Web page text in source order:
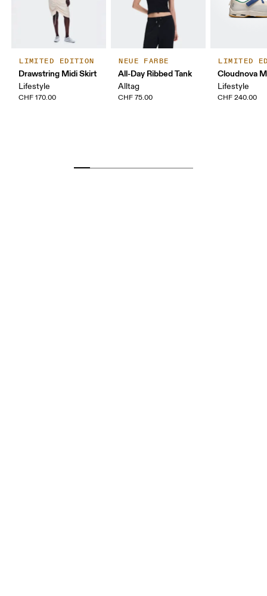
LIMITED EDITION
Drawstring Midi Skirt
Lifestyle
CHF 170.00
NEUE FARBE
All-Day Ribbed Tank
Alltag
CHF 75.00
LIMITED
Cloudnova
Lifestyle
CHF 240.00